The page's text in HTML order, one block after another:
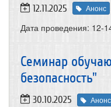
12.11.2025 Анонс
Дата проведения: 12-
Семинар
безопасность"
30.10.2025 Анонс